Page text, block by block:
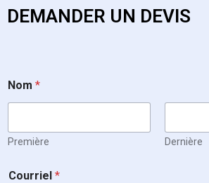
DEMANDER UN DEVIS
Nom *
Première Dernière
Courriel *